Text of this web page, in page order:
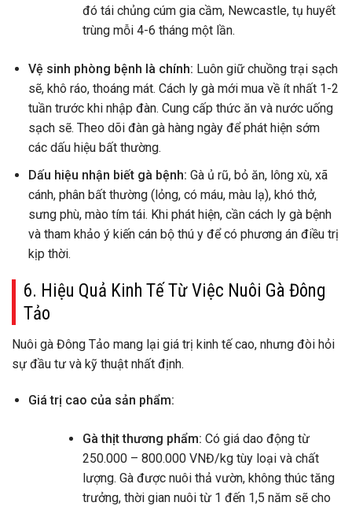
đó tái chủng cúm gia cầm, Newcastle, tụ huyết
trùng mỗi 4-6 tháng một lần.
Vệ sinh phòng bệnh là chính: Luôn giữ chuồng trại sạch
sẽ, khô ráo, thoáng mát. Cách ly gà mới mua về ít nhất 1-2
tuần trước khi nhập đàn. Cung cấp thức ăn và nước uống
sạch sẽ. Theo dõi đàn gà hàng ngày để phát hiện sớm
các dấu hiệu bất thường.
Dấu hiệu nhận biết gà bệnh: Gà ủ rũ, bỏ ăn, lông xù, xã
cánh, phân bất thường (lỏng, có máu, màu lạ), khó thở,
sưng phù, mào tím tái. Khi phát hiện, cần cách ly gà bệnh
và tham khảo ý kiến cán bộ thú y để có phương án điều trị
kịp thời.
6. Hiệu Quả Kinh Tế Từ Việc Nuôi Gà Đông
Tảo
Nuôi gà Đông Tảo mang lại giá trị kinh tế cao, nhưng đòi hỏi
sự đầu tư và kỹ thuật nhất định.
Giá trị cao của sản phẩm:
Gà thịt thương phẩm: Có giá dao động từ
250.000 – 800.000 VNĐ/kg tùy loại và chất
lượng. Gà được nuôi thả vườn, không thúc tăng
trưởng, thời gian nuôi từ 1 đến 1,5 năm sẽ cho